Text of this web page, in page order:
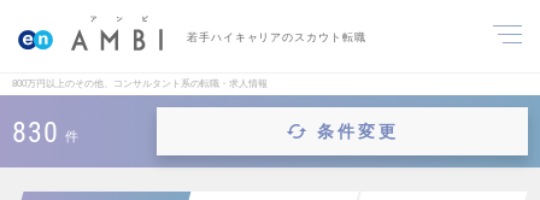
若手ハイキャリアのスカウト転職
800万円以上のその他、コンサルタント系の転職・求人情報
830 件 条件変更